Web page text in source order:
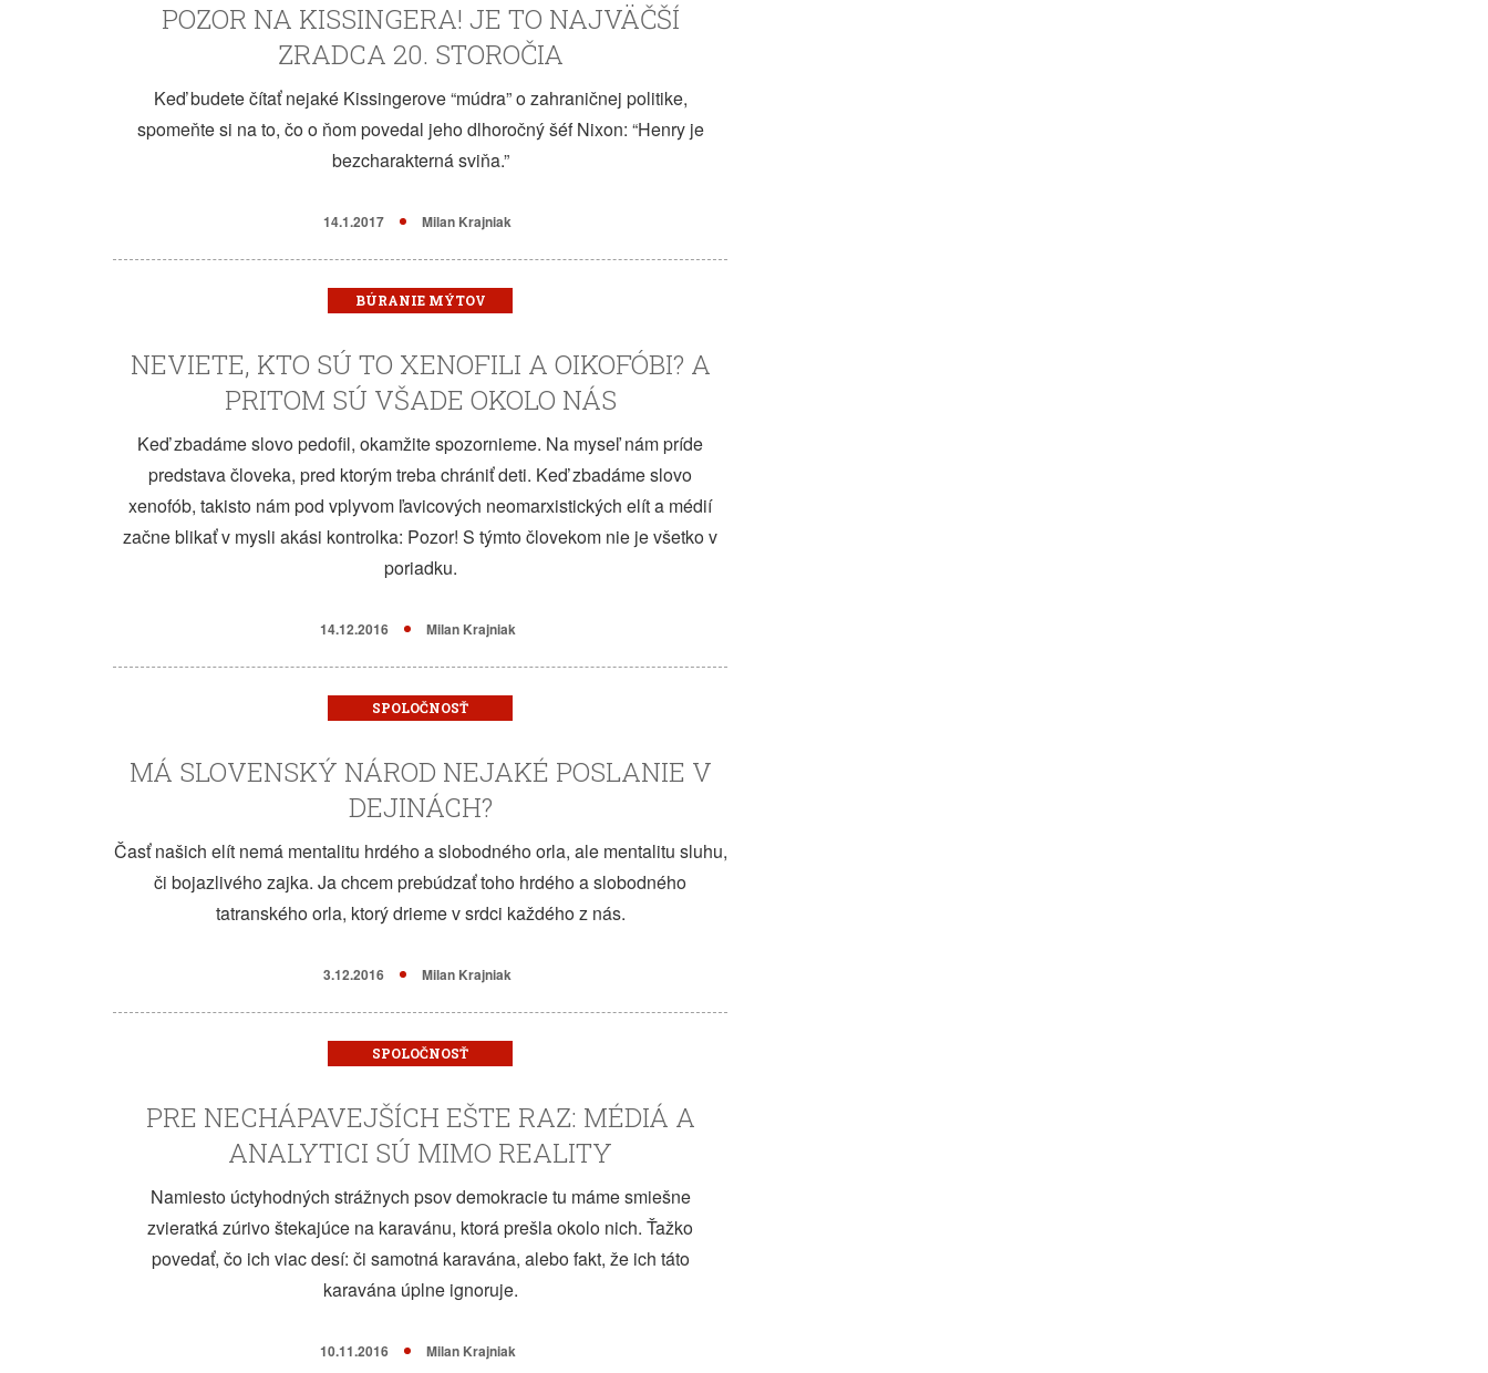
POZOR NA KISSINGERA! JE TO NAJVÄČŠÍ
ZRADCA 20. STOROČIA
Keď budete čítať nejaké Kissingerove “múdra” o zahraničnej politike,
spomeňte si na to, čo o ňom povedal jeho dlhoročný šéf Nixon: “Henry je
bezcharakterná sviňa.”
14.1.2017 Milan Krajniak
BÚRANIE MÝTOV
NEVIETE, KTO SÚ TO XENOFILI A OIKOFÓBI? A
PRITOM SÚ VŠADE OKOLO NÁS
Keď zbadáme slovo pedofil, okamžite spozornieme. Na myseľ nám príde
predstava človeka, pred ktorým treba chrániť deti. Keď zbadáme slovo
xenofób, takisto nám pod vplyvom ľavicových neomarxistických elít a médií
začne blikať v mysli akási kontrolka: Pozor! S týmto človekom nie je všetko v
poriadku.
14.12.2016 Milan Krajniak
SPOLOČNOSŤ
MÁ SLOVENSKÝ NÁROD NEJAKÉ POSLANIE V
DEJINÁCH?
Časť našich elít nemá mentalitu hrdého a slobodného orla, ale mentalitu sluhu,
či bojazlivého zajka. Ja chcem prebúdzať toho hrdého a slobodného
tatranského orla, ktorý drieme v srdci každého z nás.
3.12.2016 Milan Krajniak
SPOLOČNOSŤ
PRE NECHÁPAVEJŠÍCH EŠTE RAZ: MÉDIÁ A
ANALYTICI SÚ MIMO REALITY
Namiesto úctyhodných strážnych psov demokracie tu máme smiešne
zvieratká zúrivo štekajúce na karavánu, ktorá prešla okolo nich. Ťažko
povedať, čo ich viac desí: či samotná karavána, alebo fakt, že ich táto
karavána úplne ignoruje.
10.11.2016 Milan Krajniak